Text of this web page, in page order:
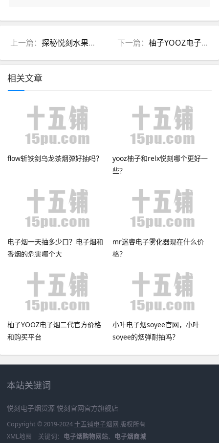
上一篇： 探秘悦刻水果味海外代购的流行原因 下一篇：柚子YOOZ电子烟二代官方价格和购买平台
相关文章
flow斩铁剑乌龙茶烟弹好抽吗？
yooz柚子和relx悦刻哪个更好一
些？
电子烟一天抽多少口？电子烟和
香烟的危害哪个大
mr迷睿电子雾化器现在什么价
格？
柚子YOOZ电子烟二代官方价格
和购买平台
小叶电子烟soyee官网，小叶
soyee的烟弹耐抽吗？
本站关键词
悦刻电子烟货源 悦刻官网官方旗舰店
Copyright © 2019-2024 十五铺电子烟网 版权所有
XML地图
关键词： 电子烟购物网站、 电子烟商城